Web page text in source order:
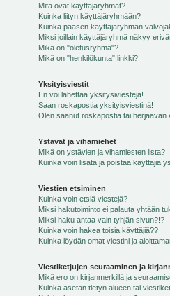
Mitä ovat käyttäjäryhmät?
Kuinka liityn käyttäjäryhmään?
Kuinka pääsen käyttäjäryhmän
Miksi joillain käyttäjäryhmä näkyy
Mikä on "oletusryhmä"?
Mikä on "henkilökunta" linkki?
Yksityisviestit
En voi lähettää yksitysiviestejä!
Saan roskapostia yksityisviestinä!
Olen saanut roskapostia tai herjaavan
Ystävät ja vihamiehet
Mikä on ystävien ja vihamiesten lista?
Kuinka voin lisätä ja poistaa käyttäjiä
Viestien etsiminen
Kuinka voin etsiä viestejä?
Miksi hakutoiminto ei palauta yhtään
Miksi haku antaa vain tyhjän sivun?!?
Kuinka voin hakea toisia käyttäjiä??
Kuinka löydän omat viestini ja
Viestiketjujen seuraaminen ja
Mikä ero on kirjanmerkillä ja
Kuinka asetan tietyn alueen tai